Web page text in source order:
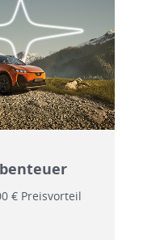
€ Preisvorteil